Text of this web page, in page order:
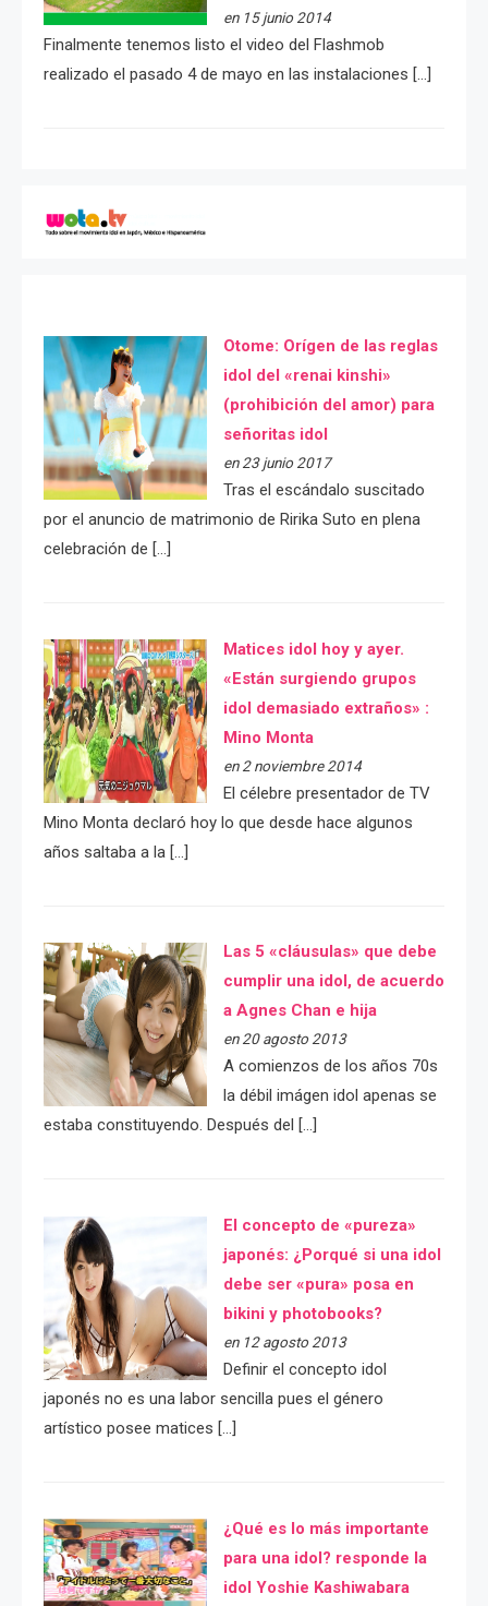
en 15 junio 2014
Finalmente tenemos listo el video del Flashmob
realizado el pasado 4 de mayo en las instalaciones […]
Otome: Orígen de las reglas
idol del «renai kinshi»
(prohibición del amor) para
señoritas idol
en 23 junio 2017
Tras el escándalo suscitado
por el anuncio de matrimonio de Ririka Suto en plena
celebración de […]
Matices idol hoy y ayer.
«Están surgiendo grupos
idol demasiado extraños» :
Mino Monta
en 2 noviembre 2014
El célebre presentador de TV
Mino Monta declaró hoy lo que desde hace algunos
años saltaba a la […]
Las 5 «cláusulas» que debe
cumplir una idol, de acuerdo
a Agnes Chan e hija
en 20 agosto 2013
A comienzos de los años 70s
la débil imágen idol apenas se
estaba constituyendo. Después del […]
El concepto de «pureza»
japonés: ¿Porqué si una idol
debe ser «pura» posa en
bikini y photobooks?
en 12 agosto 2013
Definir el concepto idol
japonés no es una labor sencilla pues el género
artístico posee matices […]
¿Qué es lo más importante
para una idol? responde la
idol Yoshie Kashiwabara